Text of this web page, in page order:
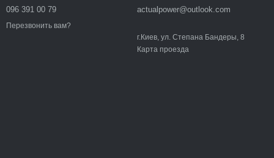
096 391 00 79
Перезвонить вам?
actualpower@outlook.com
г.Киев, ул. Степана Бандеры, 8
Карта проезда